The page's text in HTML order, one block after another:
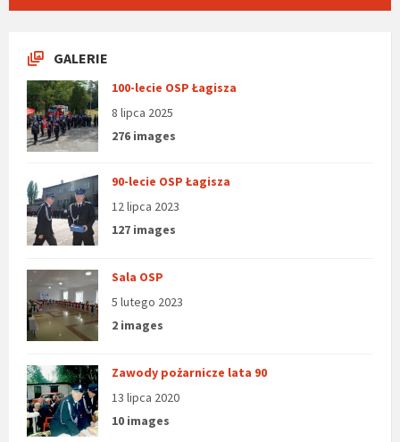
GALERIE
100-lecie OSP Łagisza
8 lipca 2025
276 images
90-lecie OSP Łagisza
12 lipca 2023
127 images
Sala OSP
5 lutego 2023
2 images
Zawody pożarnicze lata 90
13 lipca 2020
10 images